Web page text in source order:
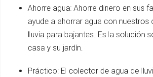
Ahorre agua: Ahorre dinero en sus
ayude a ahorrar agua con
lluvia para bajantes. Es la solución
casa y su jardín.
Práctico: El colector de agua de